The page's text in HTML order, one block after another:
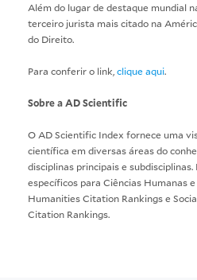
Além do lugar de destaque mundial
terceiro jurista mais citado na
do Direito.
Para conferir o link, clique aqui.
Sobre a AD Scientific
O AD Scientific Index fornece uma
científica em diversas áreas do
disciplinas principais e
específicos para Ciências Humanas
Humanities Citation Rankings e
Citation Rankings.